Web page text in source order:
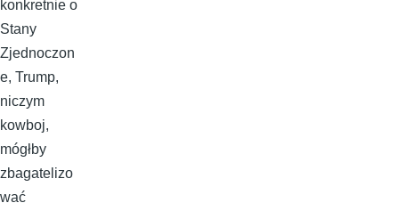
konkretnie o
Stany
Zjednoczon
e, Trump,
niczym
kowboj,
mógłby
zbagatelizo
wać